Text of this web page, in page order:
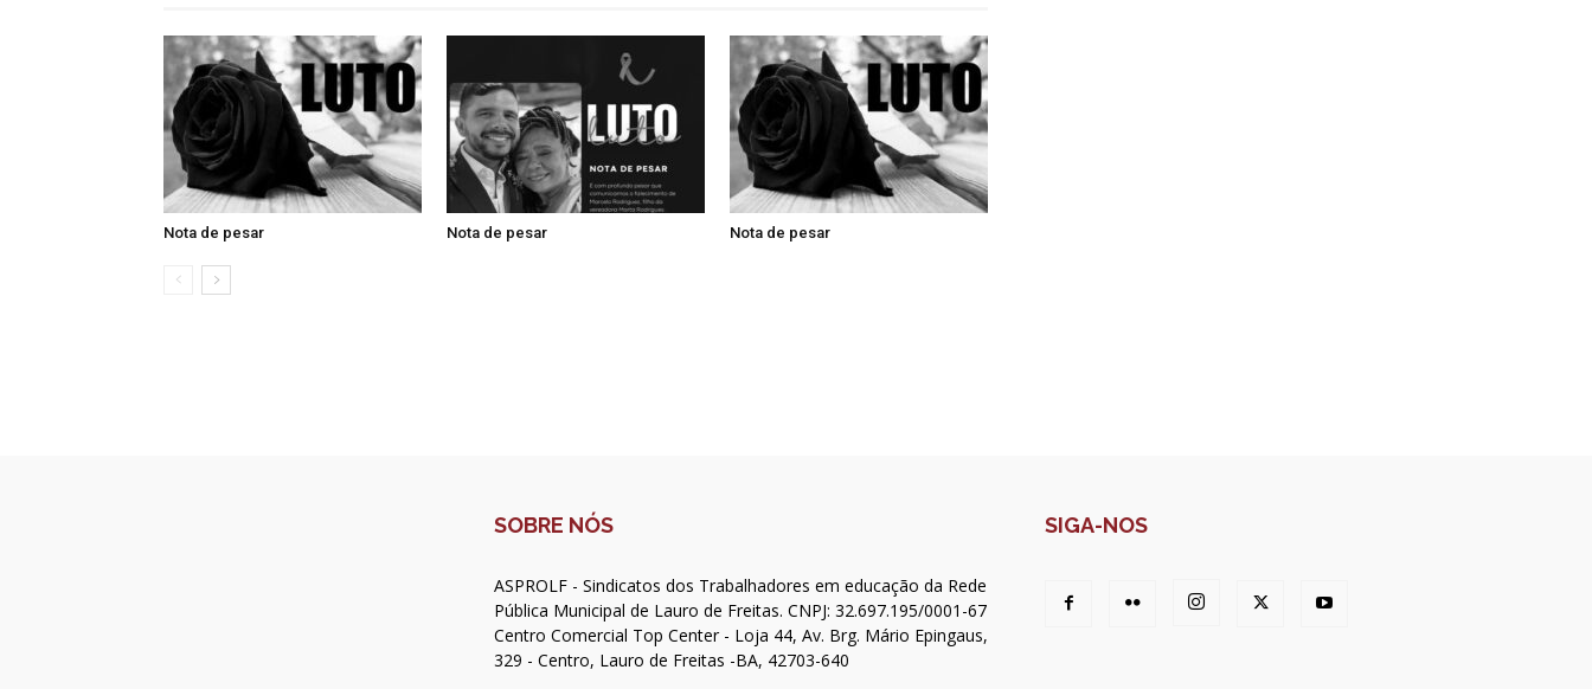
Nota de pesar Nota de pesar Nota de pesar
SOBRE NÓS
ASPROLF - Sindicatos dos Trabalhadores em educação da Rede
Pública Municipal de Lauro de Freitas. CNPJ: 32.697.195/0001-67
Centro Comercial Top Center - Loja 44, Av. Brg. Mário Epingaus,
329 - Centro, Lauro de Freitas -BA, 42703-640
SIGA-NOS